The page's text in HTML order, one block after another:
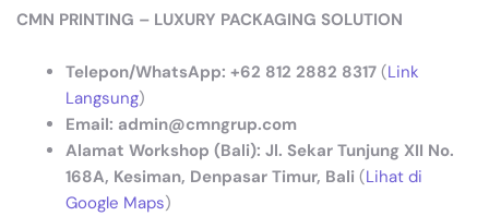
CMN PRINTING – LUXURY PACKAGING SOLUTION
Telepon/WhatsApp: +62 812 2882 8317 (Link
Langsung)
Email: admin@cmngrup.com
Alamat Workshop (Bali): Jl. Sekar Tunjung XII No.
168A, Kesiman, Denpasar Timur, Bali (Lihat di
Google Maps)